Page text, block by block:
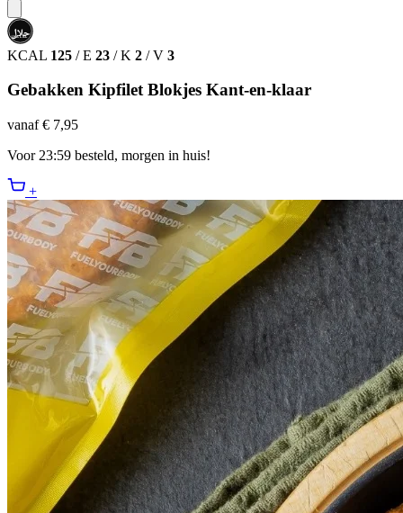
حلال
HALAL
KCAL 125 / E 23 / K 2 / V 3
Gebakken Kipfilet Blokjes Kant-en-klaar
vanaf € 7,95
Voor 23:59 besteld, morgen in huis!
+